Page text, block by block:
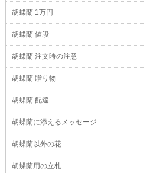
胡蝶蘭 1万円
胡蝶蘭 値段
胡蝶蘭 注文時の注意
胡蝶蘭 贈り物
胡蝶蘭 配達
胡蝶蘭に添えるメッセージ
胡蝶蘭以外の花
胡蝶蘭用の立札